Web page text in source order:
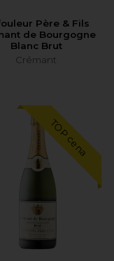
Père & Fils
de Bourgogne
Blanc Brut
Crémant
TOP cena